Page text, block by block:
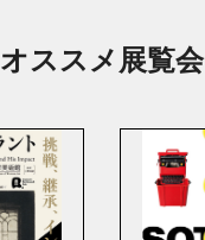
オススメ展覧会